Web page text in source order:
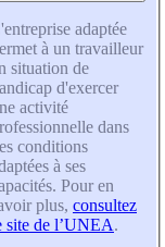
adaptée
à un travailleur
situation de
d'exercer
activité
dans
conditions
à ses
Pour en
plus, consultez
site de l’UNEA.